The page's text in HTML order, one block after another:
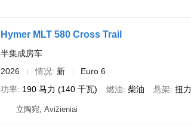
Hymer MLT 580 Cross Trail
半集成房车
2026
情况 新
Euro 6
功率 190 马力 (140 千瓦) 燃油 柴油 悬架 扭力
立陶宛, Avižieniai